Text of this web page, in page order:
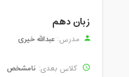
زبان دهم
مدرس: عبدالله خیری
کلاس بعدی: نامشخص